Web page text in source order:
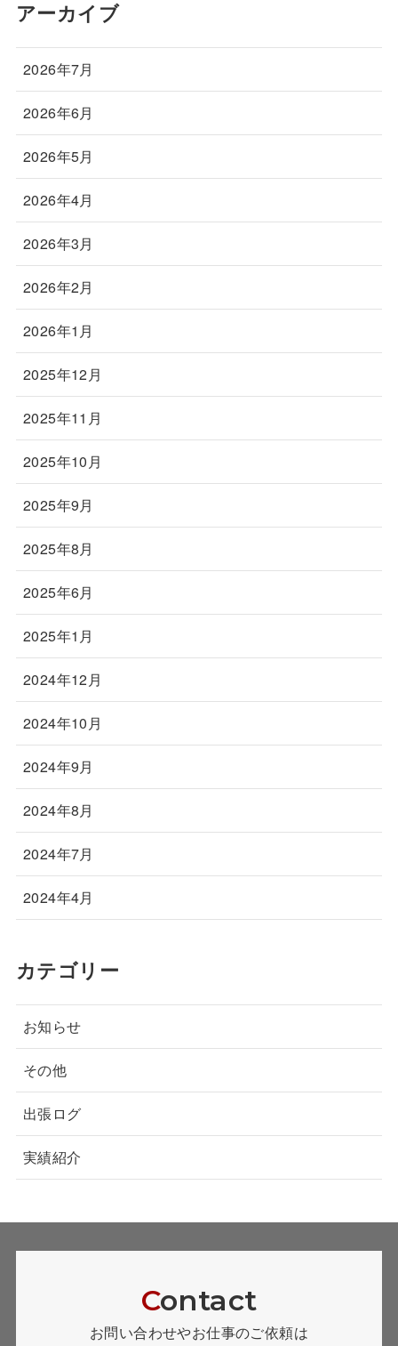
アーカイブ
2026年7月
2026年6月
2026年5月
2026年4月
2026年3月
2026年2月
2026年1月
2025年12月
2025年11月
2025年10月
2025年9月
2025年8月
2025年6月
2025年1月
2024年12月
2024年10月
2024年9月
2024年8月
2024年7月
2024年4月
カテゴリー
お知らせ
その他
出張ログ
実績紹介
Contact
お問い合わせやお仕事のご依頼は